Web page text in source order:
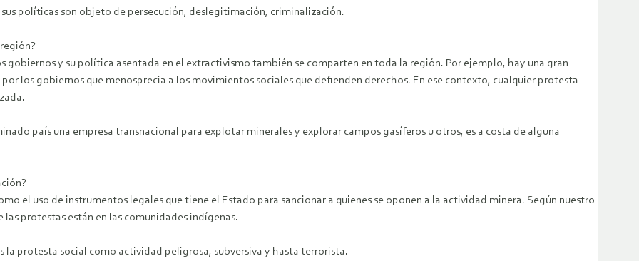
políticas son objeto de persecución, deslegitimación, criminalización.
gobiernos y su política asentada en el extractivismo también se comparten en toda la región. Por ejemplo, hay una gran
los gobiernos que menosprecia a los movimientos sociales que defienden derechos. En ese contexto, cualquier protesta
país una empresa transnacional para explotar minerales y explorar campos gasíferos u otros, es a costa de alguna
el uso de instrumentos legales que tiene el Estado para sancionar a quienes se oponen a la actividad minera. Según nuestro
protestas están en las comunidades indígenas.
la protesta social como actividad peligrosa, subversiva y hasta terrorista.